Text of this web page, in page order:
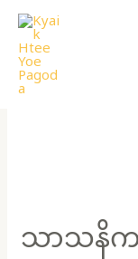
Skip
content
သာသနိက
နိ